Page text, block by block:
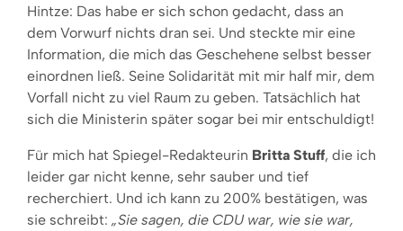
Hintze: Das habe er sich schon gedacht, dass an
dem Vorwurf nichts dran sei. Und steckte mir eine
Information, die mich das Geschehene selbst besser
einordnen ließ. Seine Solidarität mit mir half mir, dem
Vorfall nicht zu viel Raum zu geben. Tatsächlich hat
sich die Ministerin später sogar bei mir entschuldigt!
Für mich hat Spiegel-Redakteurin Britta Stuff, die ich
leider gar nicht kenne, sehr sauber und tief
recherchiert. Und ich kann zu 200% bestätigen, was
sie schreibt: „Sie sagen, die CDU war, wie sie war,